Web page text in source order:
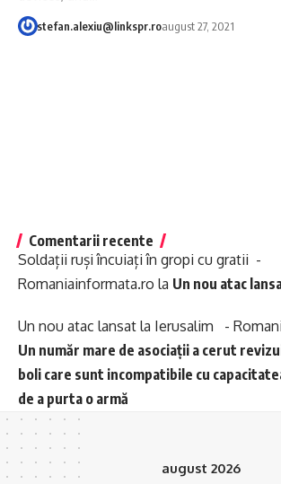
stefan.alexiu@linkspr.roaugust 27, 2021
Comentarii recente
Soldații ruși încuiați în gropi cu gratii -
Romaniainformata.ro la Un nou atac
Un nou atac lansat la Ierusalim -
Un număr mare de asociații a cerut
boli care sunt incompatibile cu
de a purta o armă
august 2026